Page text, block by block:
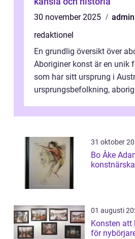
30 november 2025
admin
redaktionel
En grundlig översikt över
Aboriginer konst är en unik
som har sitt ursprung i
ursprungsbefolkning,
31 oktober
Bo Åke
01 augusti
Konsten att
för